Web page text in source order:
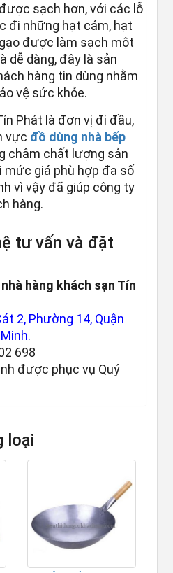
sạch hơn, với các lỗ
đi những hạt cám, hạt
được làm sạch một
dễ dàng, đây là sản
hàng tin dùng nhằm
vệ sức khỏe.
Phát là đơn vị đi đầu,
vực đồ dùng nhà bếp
châm chất lượng sản
mức giá phù hợp đa số
vì vậy đã giúp công ty
hàng.
tư vấn và đặt
hàng khách sạn Tín
2, Phường 14, Quận
698
được phục vụ Quý
loại